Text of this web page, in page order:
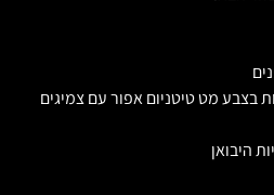
בעיצוב טריגון 5 זרועות בצבע מט טיטניום אפור עם צמיגים
היבואן